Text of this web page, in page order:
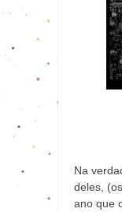
Na
deles,
ano que